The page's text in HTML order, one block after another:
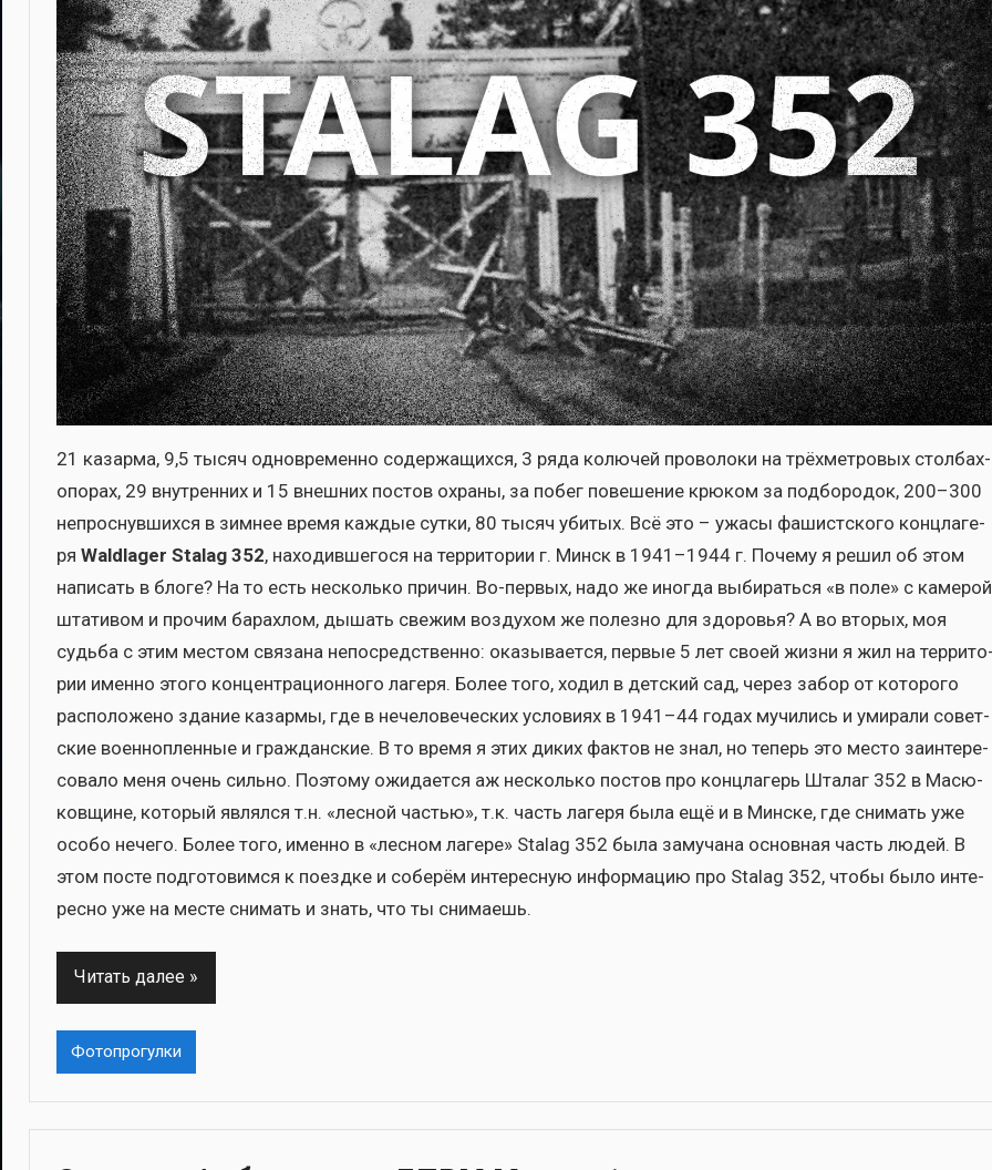
21 казар­ма, 9,5 тысяч одно­вре­мен­но содер­жа­щих­ся, 3 ряда колю­чей про­во­ло­ки на трёх­мет­ро­вых стол­бах-
опо­рах, 29 внут­рен­них и 15 внеш­них постов охра­ны, за побег пове­ше­ние крю­ком за под­бо­ро­док, 200–300
непрос­нув­ших­ся в зим­нее вре­мя каж­дые сут­ки, 80 тысяч уби­тых. Всё это – ужа­сы фашист­ско­го конц­ла­ге­
ря Waldlager Stalag 352, нахо­див­ше­го­ся на тер­ри­то­рии г. Минск в 1941–1944 г. Поче­му я решил об этом
напи­сать в бло­ге? На то есть несколь­ко при­чин. Во-пер­вых, надо же ино­гда выби­рать­ся «в поле» с
шта­ти­вом и про­чим барах­лом, дышать све­жим воз­ду­хом же полез­но для здо­ро­вья? А во вто­рых, моя
судь­ба с этим местом свя­за­на непо­сред­ствен­но: ока­зы­ва­ет­ся, пер­вые 5 лет сво­ей жиз­ни я жил на
рии имен­но это­го кон­цен­тра­ци­он­но­го лаге­ря. Более того, ходил в дет­ский сад, через забор от кото­ро­го
рас­по­ло­же­но зда­ние казар­мы, где в нече­ло­ве­че­ских усло­ви­ях в 1941–44 годах мучи­лись и уми­ра­ли совет­
ские воен­но­плен­ные и граж­дан­ские. В то вре­мя я этих диких фак­тов не знал, но теперь это место заин­те­ре­
со­ва­ло меня очень силь­но. Поэто­му ожи­да­ет­ся аж несколь­ко постов про конц­ла­герь Шта­лаг 352 в Масю­
ков­щине, кото­рый являл­ся т.н. «лес­ной частью», т.к. часть лаге­ря была ещё и в Мин­ске, где сни­мать уже
осо­бо нече­го. Более того, имен­но в «лес­ном лаге­ре» Stalag 352 была заму­ча­на основ­ная часть людей. В
этом посте под­го­то­вим­ся к поезд­ке и собе­рём инте­рес­ную инфор­ма­цию про Stalag 352, что­бы было инте­
рес­но уже на месте сни­мать и знать, что ты сни­ма­ешь.
Читать далее
Фотопрогулки